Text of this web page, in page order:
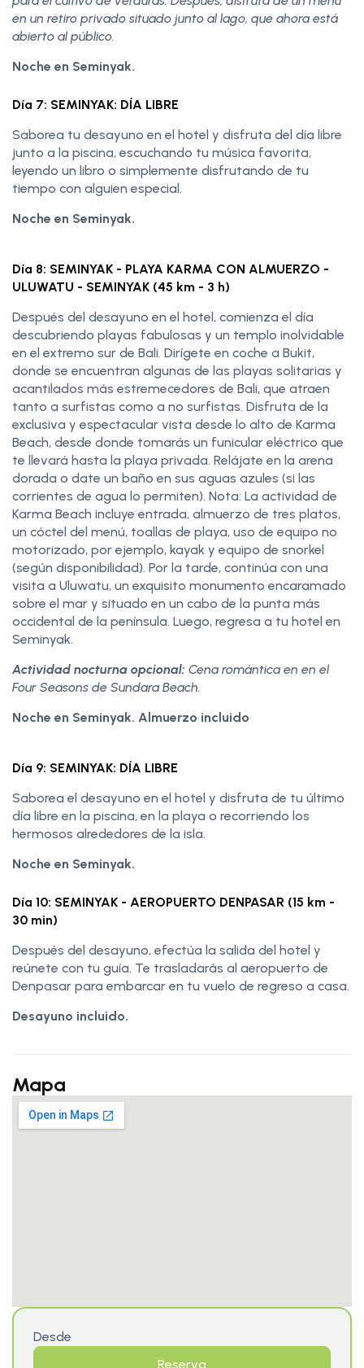
en un retiro privado situado junto al lago, que ahora está
abierto al público.
Noche en Seminyak.
Día 7: SEMINYAK: DÍA LIBRE
Saborea tu desayuno en el hotel y disfruta del día libre
junto a la piscina, escuchando tu música favorita,
leyendo un libro o simplemente disfrutando de tu
tiempo con alguien especial.
Noche en Seminyak.
Día 8: SEMINYAK - PLAYA KARMA CON ALMUERZO -
ULUWATU - SEMINYAK (45 km - 3 h)
Después del desayuno en el hotel, comienza el día
descubriendo playas fabulosas y un templo inolvidable
en el extremo sur de Bali. Dirígete en coche a Bukit,
donde se encuentran algunas de las playas solitarias y
acantilados más estremecedores de Bali, que atraen
tanto a surfistas como a no surfistas. Disfruta de la
exclusiva y espectacular vista desde lo alto de Karma
Beach, desde donde tomarás un funicular eléctrico que
te llevará hasta la playa privada. Relájate en la arena
dorada o date un baño en sus aguas azules (si las
corrientes de agua lo permiten). Nota: La actividad de
Karma Beach incluye entrada, almuerzo de tres platos,
un cóctel del menú, toallas de playa, uso de equipo no
motorizado, por ejemplo, kayak y equipo de snorkel
(según disponibilidad). Por la tarde, continúa con una
visita a Uluwatu, un exquisito monumento encaramado
sobre el mar y situado en un cabo de la punta más
occidental de la península. Luego, regresa a tu hotel en
Seminyak.
Actividad nocturna opcional: Cena romántica en en el
Four Seasons de Sundara Beach.
Noche en Seminyak. Almuerzo incluido
Día 9: SEMINYAK: DÍA LIBRE
Saborea el desayuno en el hotel y disfruta de tu último
día libre en la piscina, en la playa o recorriendo los
hermosos alrededores de la isla.
Noche en Seminyak.
Día 10: SEMINYAK - AEROPUERTO DENPASAR (15 km -
30 min)
Después del desayuno, efectúa la salida del hotel y
reúnete con tu guía. Te trasladarás al aeropuerto de
Denpasar para embarcar en tu vuelo de regreso a casa.
Desayuno incluido.
Mapa
Desde
Reserva